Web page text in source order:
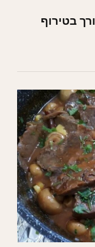
בטירוף